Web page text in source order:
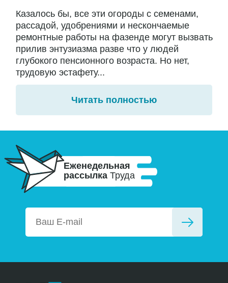
Казалось бы, все эти огороды с семенами,
рассадой, удобрениями и нескончаемые
ремонтные работы на фазенде могут вызвать
прилив энтузиазма разве что у людей
глубокого пенсионного возраста. Но нет,
трудовую эстафету...
Читать полностью
Еженедельная
рассылка Труда